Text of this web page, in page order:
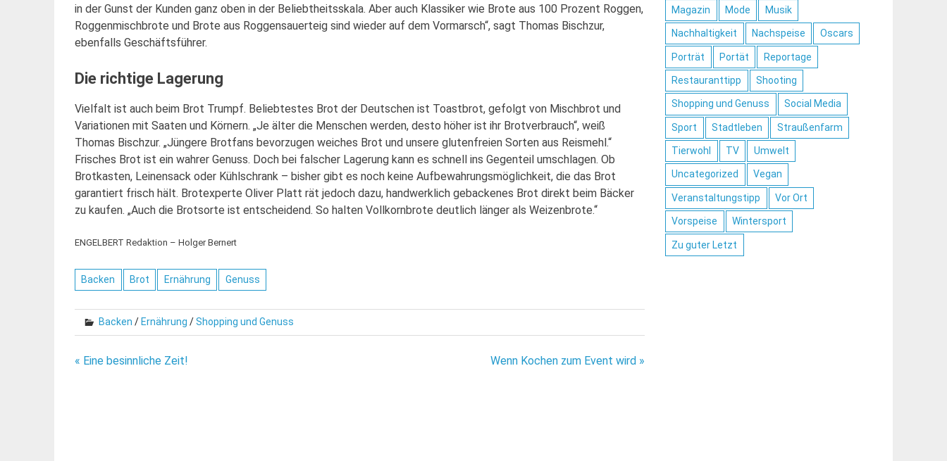
in der Gunst der Kunden ganz oben in der Beliebtheitsskala. Aber auch Klassiker wie Brote aus 100 Prozent Roggen,
Roggenmischbrote und Brote aus Roggensauerteig sind wieder auf dem Vormarsch“, sagt Thomas Bischzur,
ebenfalls Geschäftsführer.
Die richtige Lagerung
Vielfalt ist auch beim Brot Trumpf. Beliebtestes Brot der Deutschen ist Toastbrot, gefolgt von Mischbrot und
Variationen mit Saaten und Körnern. „Je älter die Menschen werden, desto höher ist ihr Brotverbrauch“, weiß
Thomas Bischzur. „Jüngere Brotfans bevorzugen weiches Brot und unsere glutenfreien Sorten aus Reismehl.“
Frisches Brot ist ein wahrer Genuss. Doch bei falscher Lagerung kann es schnell ins Gegenteil umschlagen. Ob
Brotkasten, Leinensack oder Kühlschrank – bisher gibt es noch keine Aufbewahrungsmöglichkeit, die das Brot
garantiert frisch hält. Brotexperte Oliver Platt rät jedoch dazu, handwerklich gebackenes Brot direkt beim Bäcker
zu kaufen. „Auch die Brotsorte ist entscheidend. So halten Vollkornbrote deutlich länger als Weizenbrote.“
ENGELBERT Redaktion – Holger Bernert
Backen Brot Ernährung Genuss
Backen / Ernährung /Shopping und Genuss
Beitragsnavigation
« Eine besinnliche Zeit! Wenn Kochen zum Event wird »
Magazin Mode Musik
Nachhaltigkeit Nachspeise Oscars
Porträt Portät Reportage
Restauranttipp Shooting
Shopping und Genuss Social Media
Sport Stadtleben Straußenfarm
Tierwohl TV Umwelt
Uncategorized Vegan
Veranstaltungstipp Vor Ort
Vorspeise Wintersport
Zu guter Letzt